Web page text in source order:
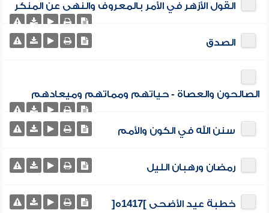
القول الأزهر في الأمر بالمعروف والنهى عن المنكر
الصدق
الصالحون والعصاة - حياتهم ومماتهم وميعادهم
سنن الله في الكون والأمم
رمضان ورهبان الليل
خطبة عيد الأضحى ]1417ه[